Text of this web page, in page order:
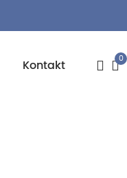
Kontakt
0